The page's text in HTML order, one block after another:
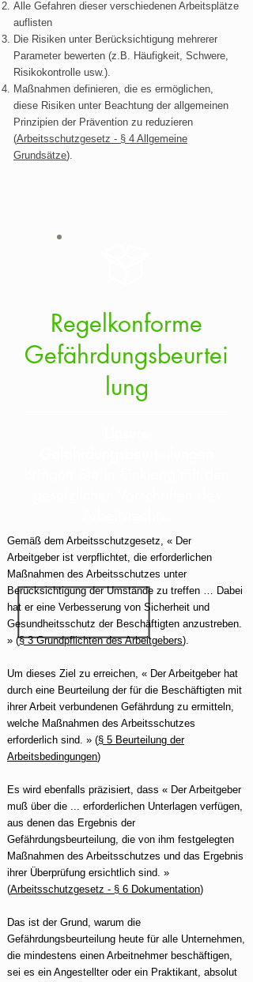
Alle Gefahren dieser verschiedenen Arbeitsplätze
auflisten
Die Risiken unter Berücksichtigung mehrerer
Parameter bewerten (z.B. Häufigkeit, Schwere,
Risikokontrolle usw.).
Maßnahmen definieren, die es ermöglichen,
diese Risiken unter Beachtung der allgemeinen
Prinzipien der Prävention zu reduzieren
(Arbeitsschutzgesetz - § 4 Allgemeine
Grundsätze).
Regelkonforme
Gefährdungsbeurtei
lung
Gemäß dem Arbeitsschutzgesetz, « Der
Arbeitgeber ist verpflichtet, die erforderlichen
Maßnahmen des Arbeitsschutzes unter
Berücksichtigung der Umstände zu treffen … Dabei
hat er eine Verbesserung von Sicherheit und
Gesundheitsschutz der Beschäftigten anzustreben.
» (§ 3 Grundpflichten des Arbeitgebers).
Um dieses Ziel zu erreichen, « Der Arbeitgeber hat
durch eine Beurteilung der für die Beschäftigten mit
ihrer Arbeit verbundenen Gefährdung zu ermitteln,
welche Maßnahmen des Arbeitsschutzes
erforderlich sind. » (§ 5 Beurteilung der
Arbeitsbedingungen)
Es wird ebenfalls präzisiert, dass « Der Arbeitgeber
muß über die ... erforderlichen Unterlagen verfügen,
aus denen das Ergebnis der
Gefährdungsbeurteilung, die von ihm festgelegten
Maßnahmen des Arbeitsschutzes und das Ergebnis
ihrer Überprüfung ersichtlich sind. »
(Arbeitsschutzgesetz - § 6 Dokumentation)
Das ist der Grund, warum die
Gefährdungsbeurteilung heute für alle Unternehmen,
die mindestens einen Arbeitnehmer beschäftigen,
sei es ein Angestellter oder ein Praktikant, absolut